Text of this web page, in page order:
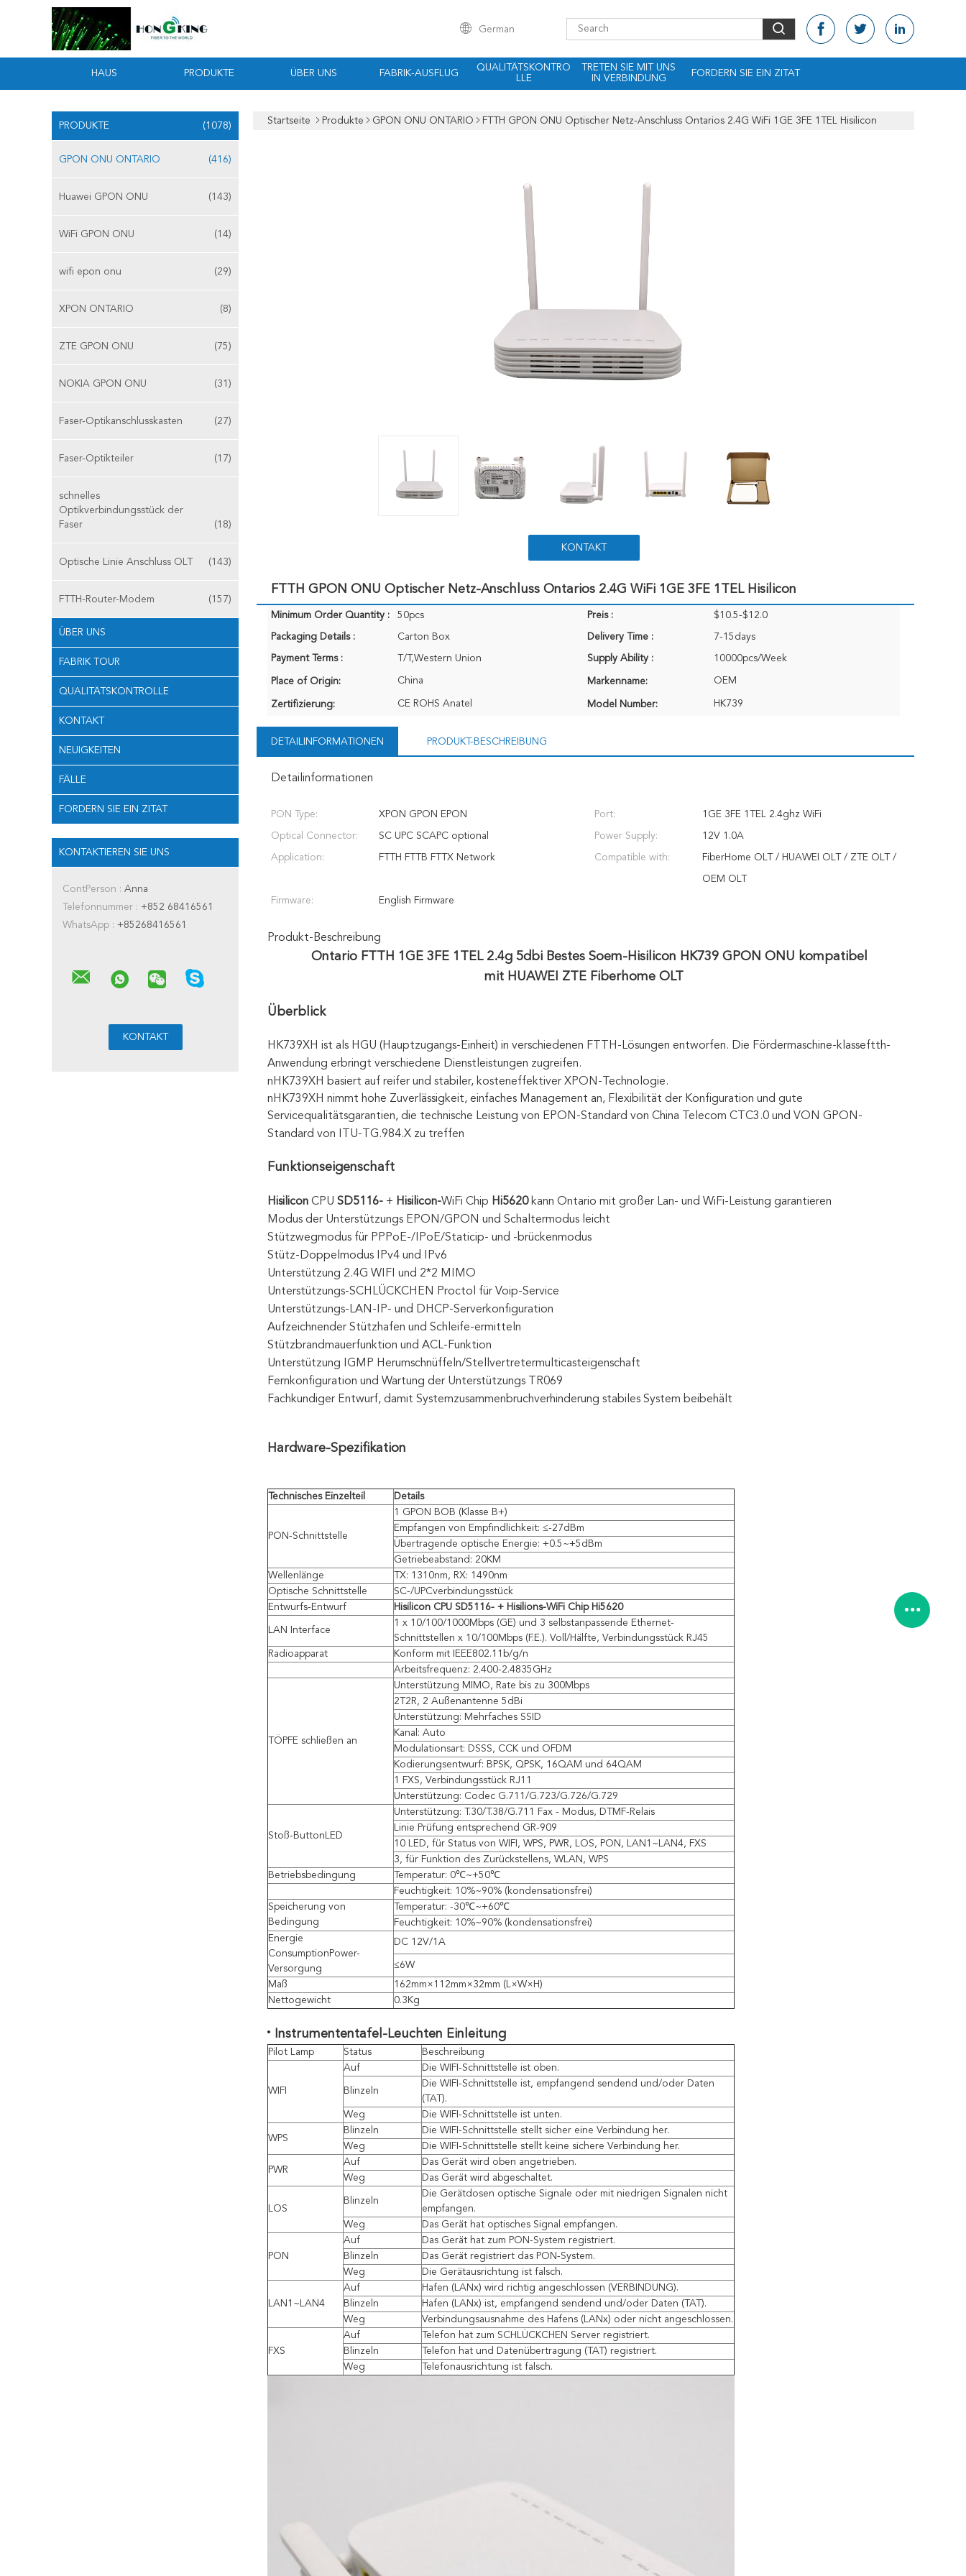
German
HAUS PRODUKTE ÜBER UNS FABRIK-AUSFLUG
QUALITÄTSKONTRO
LLE
TRETEN SIE MIT UNS
IN VERBINDUNG
FORDERN SIE EIN ZITAT
PRODUKTE (1078)
GPON ONU ONTARIO (416)
Huawei GPON ONU (143)
WiFi GPON ONU (14)
wifi epon onu (29)
XPON ONTARIO (8)
ZTE GPON ONU (75)
NOKIA GPON ONU (31)
Faser-Optikanschlusskasten (27)
Faser-Optikteiler (17)
schnelles
Optikverbindungsstück der
Faser
(18)
Optische Linie Anschluss OLT (143)
FTTH-Router-Modem (157)
ÜBER UNS
FABRIK TOUR
QUALITÄTSKONTROLLE
KONTAKT
NEUIGKEITEN
FÄLLE
FORDERN SIE EIN ZITAT
KONTAKTIEREN SIE UNS
ContPerson : Anna
Telefonnummer : +852 68416561
WhatsApp : +85268416561
Startseite Produkte GPON ONU ONTARIO FTTH GPON ONU Optischer Netz-Anschluss Ontarios 2.4G WiFi 1GE 3FE 1TEL Hisilicon
KONTAKT
FTTH GPON ONU Optischer Netz-Anschluss Ontarios 2.4G WiFi 1GE 3FE 1TEL Hisilicon
Minimum Order Quantity : 50pcs Preis : $10.5-$12.0
Packaging Details : Carton Box Delivery Time : 7-15days
Payment Terms : T/T,Western Union Supply Ability : 10000pcs/Week
Place of Origin: China Markenname: OEM
Zertifizierung: CE ROHS Anatel Model Number: HK739
DETAILINFORMATIONEN PRODUKT-BESCHREIBUNG
Detailinformationen
PON Type: XPON GPON EPON Port: 1GE 3FE 1TEL 2.4ghz WiFi
Optical Connector: SC UPC SCAPC optional Power Supply: 12V 1.0A
Application: FTTH FTTB FTTX Network Compatible with: FiberHome OLT / HUAWEI OLT / ZTE OLT /
OEM OLT
Firmware: English Firmware
Produkt-Beschreibung
Ontario FTTH 1GE 3FE 1TEL 2.4g 5dbi Bestes Soem-Hisilicon HK739 GPON ONU kompatibel
mit HUAWEI ZTE Fiberhome OLT
Überblick
HK739XH ist als HGU (Hauptzugangs-Einheit) in verschiedenen FTTH-Lösungen entworfen. Die Fördermaschine-klasseftth-
Anwendung erbringt verschiedene Dienstleistungen zugreifen.
nHK739XH basiert auf reifer und stabiler, kosteneffektiver XPON-Technologie.
nHK739XH nimmt hohe Zuverlässigkeit, einfaches Management an, Flexibilität der Konfiguration und gute
Servicequalitätsgarantien, die technische Leistung von EPON-Standard von China Telecom CTC3.0 und VON GPON-
Standard von ITU-TG.984.X zu treffen
Funktionseigenschaft
Hisilicon CPU SD5116- + Hisilicon-WiFi Chip Hi5620kann Ontario mit großer Lan- und WiFi-Leistung garantieren
Modus der Unterstützungs EPON/GPON und Schaltermodus leicht
Stützwegmodus für PPPoE-/IPoE/Staticip- und -brückenmodus
Stütz-Doppelmodus IPv4 und IPv6
Unterstützung 2.4G WIFI und 2*2 MIMO
Unterstützungs-SCHLÜCKCHEN Proctol für Voip-Service
Unterstützungs-LAN-IP- und DHCP-Serverkonfiguration
Aufzeichnender Stützhafen und Schleife-ermitteln
Stützbrandmauerfunktion und ACL-Funktion
Unterstützung IGMP Herumschnüffeln/Stellvertretermulticasteigenschaft
Fernkonfiguration und Wartung der Unterstützungs TR069
Fachkundiger Entwurf, damit Systemzusammenbruchverhinderung stabiles System beibehält
Hardware-Spezifikation
Technisches Einzelteil Details
PON-Schnittstelle
1 GPON BOB (Klasse B+)
Empfangen von Empfindlichkeit: ≤-27dBm
Übertragende optische Energie: +0.5~+5dBm
Getriebeabstand: 20KM
Wellenlänge
TX: 1310nm, RX: 1490nm
Optische Schnittstelle
SC-/UPCverbindungsstück
Entwurfs-Entwurf
Hisilicon CPU SD5116- + Hisilions-WiFi Chip Hi5620
LAN Interface
1 x 10/100/1000Mbps (GE) und 3 selbstanpassende Ethernet-
Schnittstellen x 10/100Mbps (F.E.). Voll/Hälfte, Verbindungsstück RJ45
Radioapparat
Konform mit IEEE802.11b/g/n
Arbeitsfrequenz: 2.400-2.4835GHz
TÖPFE schließen an
Unterstützung MIMO, Rate bis zu 300Mbps
2T2R, 2 Außenantenne 5dBi
Unterstützung: Mehrfaches SSID
Kanal: Auto
Modulationsart: DSSS, CCK und OFDM
Kodierungsentwurf: BPSK, QPSK, 16QAM und 64QAM
1 FXS, Verbindungsstück RJ11
Unterstützung: Codec G.711/G.723/G.726/G.729
Stoß-ButtonLED
Unterstützung: T.30/T.38/G.711 Fax - Modus, DTMF-Relais
Linie Prüfung entsprechend GR-909
10 LED, für Status von WIFI, WPS, PWR, LOS, PON, LAN1~LAN4, FXS
3, für Funktion des Zurückstellens, WLAN, WPS
Betriebsbedingung
Temperatur: 0℃~+50℃
Feuchtigkeit: 10%~90% (kondensationsfrei)
Speicherung von
Bedingung
Temperatur: -30℃~+60℃
Feuchtigkeit: 10%~90% (kondensationsfrei)
Energie
ConsumptionPower-
Versorgung
DC 12V/1A
≤6W
Maß
162mm×112mm×32mm (L×W×H)
Nettogewicht
0.3Kg
Instrumententafel-Leuchten Einleitung
Pilot Lamp Status Beschreibung
WIFI
Auf Die WIFI-Schnittstelle ist oben.
Blinzeln
Die WIFI-Schnittstelle ist, empfangend sendend und/oder Daten
(TAT).
Weg
Die WIFI-Schnittstelle ist unten.
WPS
Blinzeln
Die WIFI-Schnittstelle stellt sicher eine Verbindung her.
Weg
Die WIFI-Schnittstelle stellt keine sichere Verbindung her.
PWR
Auf
Das Gerät wird oben angetrieben.
Weg
Das Gerät wird abgeschaltet.
LOS
Blinzeln
Die Gerätdosen optische Signale oder mit niedrigen Signalen nicht
empfangen.
Weg
Das Gerät hat optisches Signal empfangen.
PON
Auf
Das Gerät hat zum PON-System registriert.
Blinzeln
Das Gerät registriert das PON-System.
Weg
Die Gerätausrichtung ist falsch.
LAN1~LAN4
Auf
Hafen (LANx) wird richtig angeschlossen (VERBINDUNG).
Blinzeln
Hafen (LANx) ist, empfangend sendend und/oder Daten (TAT).
Weg
Verbindungsausnahme des Hafens (LANx) oder nicht angeschlossen.
FXS
Auf
Telefon hat zum SCHLÜCKCHEN Server registriert.
Blinzeln
Telefon hat und Datenübertragung (TAT) registriert.
Weg
Telefonausrichtung ist falsch.